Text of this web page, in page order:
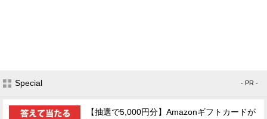
Special - PR -
【抽選で5,000円分】Amazonギフトカードが